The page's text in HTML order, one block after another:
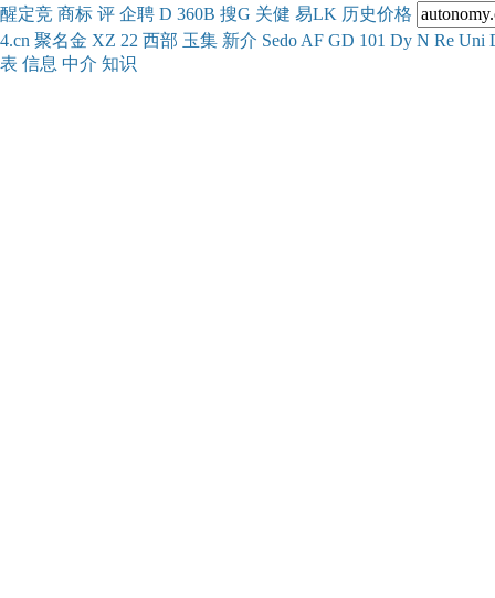
醒定竞 商标 评 企聘 D 360B 搜G 关健 易LK 历史价格
4.cn 聚名金 XZ 22 西部 玉集 新介 Sedo AF GD 101 Dy N Re Uni
表 信息 中介 知识